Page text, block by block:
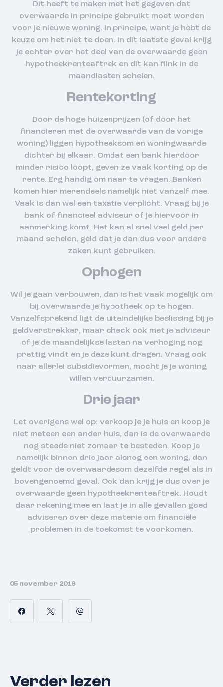
Dit heeft te maken met het gegeven dat
overwaarde in principe gebruikt moet worden
voor je nieuwe woning. In principe, want je hebt de
keuze om het niet te doen. In dit laatste geval krijg
je echter over het deel van de overwaarde geen
hypotheekrenteaftrek en dit kan flink in de
maandlasten schelen.
Rentekorting
Door de hoge huizenprijzen (of door het
financieren met de overwaarde van de vorige
woning) liggen hypotheeksom en woningwaarde
dichter bij elkaar. Omdat een bank hierdoor
minder risico loopt, geven ze vaak korting op de
rente. Erg handig om naar te vragen. Banken
komen hier merendeels namelijk niet vanzelf mee.
Vaak is dan wel een taxatie verplicht. Vraag bij je
bank of financieel adviseur of je hiervoor in
aanmerking komt. Het kan al snel veel geld per
maand schelen, geld dat je dan dus voor andere
zaken kunt gebruiken.
Ophogen
Wil je gaan verbouwen, dan is het vaak mogelijk om
bij overwaarde je hypotheek op te hogen.
Vanzelfsprekend ligt de uiteindelijke beslissing bij je
geldverstrekker, maar check ook met je adviseur
of je de maandelijkse lasten na verhoging nog
prettig vindt en je deze kunt dragen. Vraag ook
naar allerlei subsidievormen, mocht je je woning
willen verduurzamen.
Drie jaar
Let overigens wel op: verkoop je je huis en koop je
niet meteen een ander huis, dan is de overwaarde
nog steeds niet zomaar te besteden. Koop je
namelijk binnen drie jaar alsnog een woning, dan
geldt voor de overwaardesom dezelfde regel als in
bovengenoemd geval. Ook dan krijg je dus over je
overwaarde geen hypotheekrenteaftrek. Houdt
daar rekening mee en laat je in alle gevallen goed
adviseren over deze materie om financiële
problemen in de toekomst te voorkomen.
05 november 2019
Verder lezen